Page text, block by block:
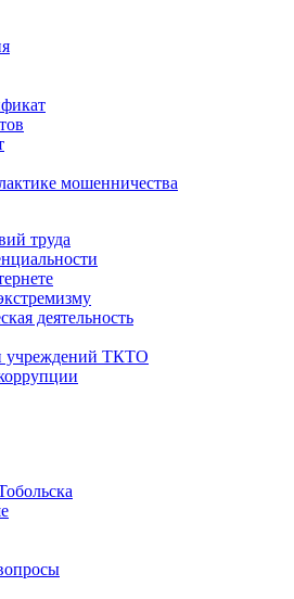
мошенничества
труда
деятельность
учреждений ТКТО